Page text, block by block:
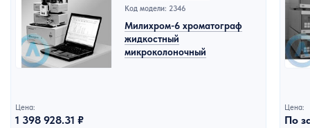
Код модели: 2346
Милихром-6 хроматограф
жидкостный
микроколоночный
Цена:
1 398 928.31 ₽
Цена:
По